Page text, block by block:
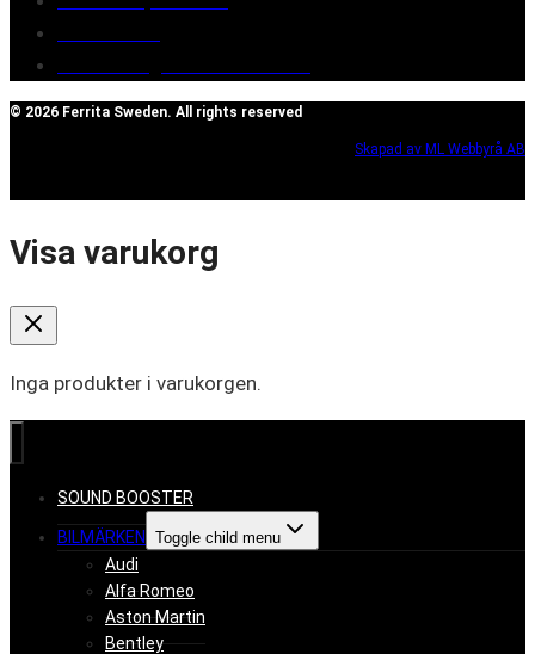
© 2026 Ferrita Sweden. All rights reserved
Skapad av ML Webbyrå AB
Visa varukorg
Inga produkter i varukorgen.
SOUND BOOSTER
BILMÄRKEN Toggle child menu
Audi
Alfa Romeo
Aston Martin
Bentley